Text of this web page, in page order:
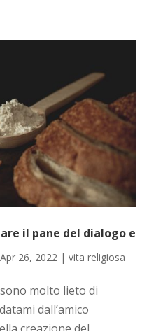
il pane del dialogo e
Apr 26, 2022| vita religiosa
molto lieto di
dall’amico